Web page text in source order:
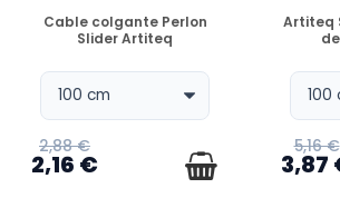
DISPONIBLE
Cable colgante Perlon
Slider Artiteq
2,88 €
2,16 €
Artiteq
5,16 €
3,87